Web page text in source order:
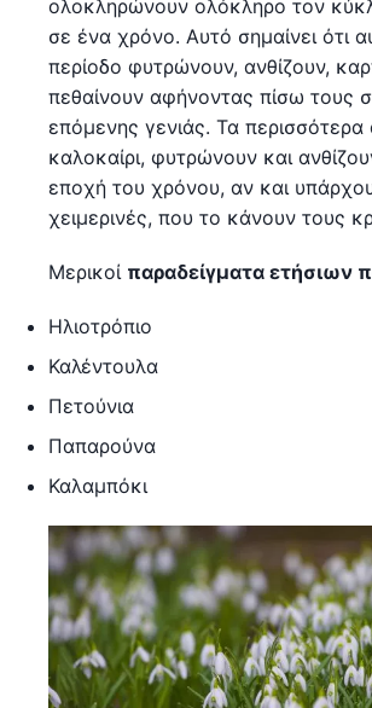
ολοκληρώνουν ολόκληρο τον
σε ένα χρόνο. Αυτό σημαίνει ότι
περίοδο φυτρώνουν, ανθίζουν,
πεθαίνουν αφήνοντας πίσω τους
επόμενης γενιάς. Τα περισσότερα
καλοκαίρι, φυτρώνουν και
εποχή του χρόνου, αν και
χειμερινές, που το κάνουν τους
Μερικοί παραδείγματα ετήσιων
Ηλιοτρόπιο
Καλέντουλα
Πετούνια
Παπαρούνα
Καλαμπόκι